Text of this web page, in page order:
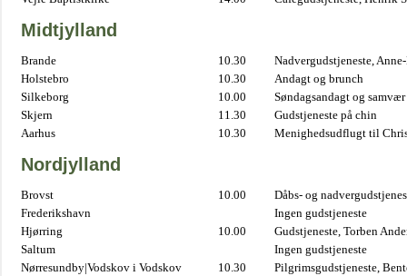
Midtjylland
Brande 10.30
Nadvergudstjeneste,
Holstebro
10.30
Andagt og brunch
Silkeborg
10.00
Søndagsandagt og samvær
Skjern
11.30
Gudstjeneste på chin
Aarhus
10.30 Menighedsudflugt til
Nordjylland
Brovst 10.00
Dåbs- og
Frederikshavn
Ingen gudstjeneste
Hjørring
10.00
Gudstjeneste, Torben
Saltum
Ingen gudstjeneste
Nørresundby|Vodskov i Vodskov
10.30
Pilgrimsgudstjeneste,